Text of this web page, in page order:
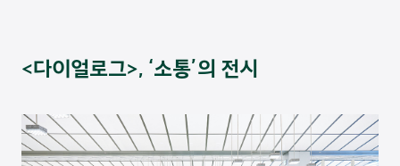
<다이얼로그>, ‘소통’의 전시